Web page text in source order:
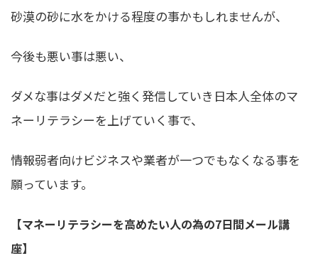
砂漠の砂に水をかける程度の事かもしれませんが、
今後も悪い事は悪い、
ダメな事はダメだと強く発信していき日本人全体のマ
ネーリテラシーを上げていく事で、
情報弱者向けビジネスや業者が一つでもなくなる事を
願っています。
【マネーリテラシーを高めたい人の為の7日間メール講
座】